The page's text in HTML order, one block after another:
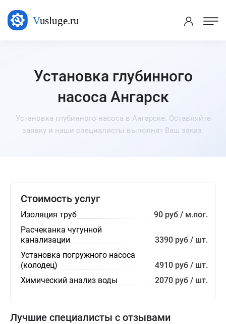
Установка глубинного
насоса Ангарск
Установка глубинного насоса в Ангарске. Оставляйте
заявку и наши специалисты выполнят Ваш заказ.
Стоимость услуг
Изоляция труб
90 руб / м.пог.
Расчеканка чугунной
канализации
3390 руб / шт.
Установка погружного насоса
(колодец)
4910 руб / шт.
Химический анализ воды
2070 руб / шт.
Лучшие специалисты с отзывами